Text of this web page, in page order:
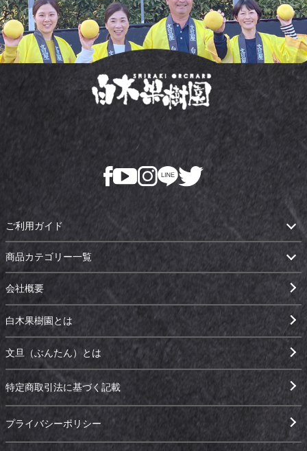
ご利用ガイド
商品カテゴリー一覧
会社概要
白木果樹園とは
文旦（ぶんたん）とは
特定商取引法に基づく記載
プライバシーポリシー